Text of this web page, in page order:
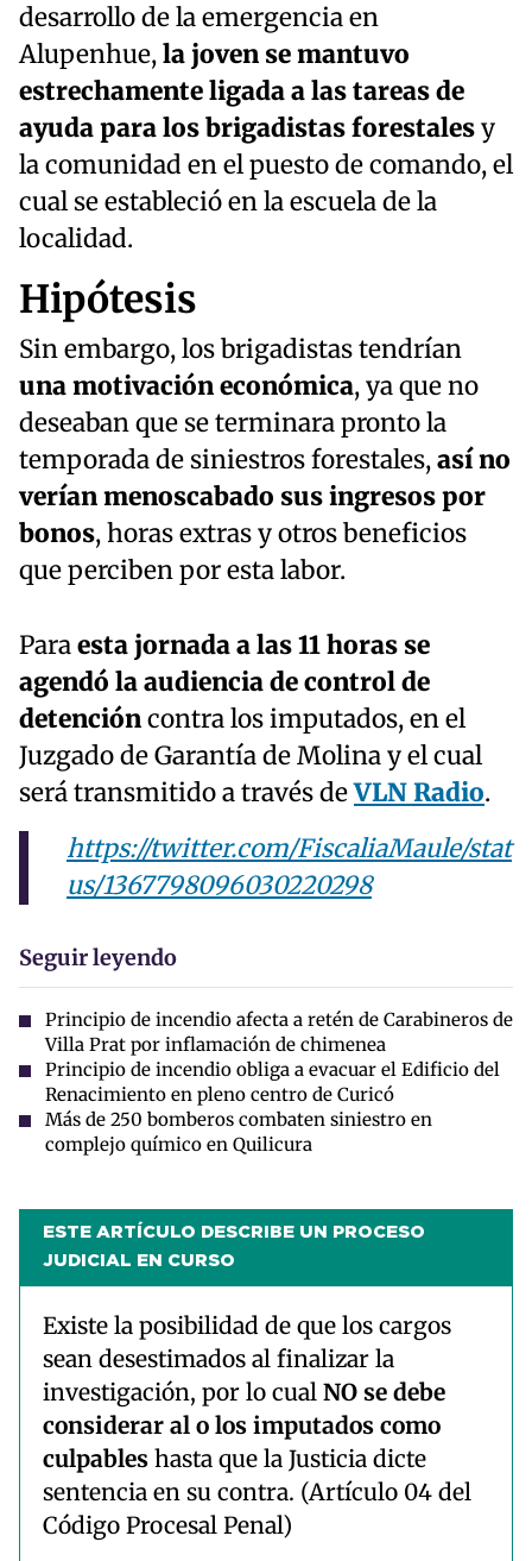
desarrollo de la emergencia en
Alupenhue,la joven se mantuvo
estrechamente ligada a las tareas de
ayuda para los brigadistas forestalesy
la comunidad en el puesto de comando, el
cual se estableció en la escuela de la
localidad.
Hipótesis
Sin embargo, los brigadistas tendrían
una motivacióneconómica, ya que no
deseaban que se terminara pronto la
temporada de siniestros forestales,así no
verían menoscabado sus ingresos por
bonos, horas extras y otros beneficios
que perciben por esta labor.
Paraesta jornada a las 11 horas se
agendó la audiencia de control de
detencióncontra los imputados, en el
Juzgado de Garantía de Molina y el cual
será transmitido a través deVLN Radio.
https://twitter.com/FiscaliaMaule/stat
us/1367798096030220298
Seguir leyendo
Principio de incendio afecta a retén de Carabineros de
Villa Prat por inflamación de chimenea
Principio de incendio obliga a evacuar el Edificio del
Renacimiento en pleno centro de Curicó
Más de 250 bomberos combaten siniestro en
complejo químico en Quilicura
ESTE ARTÍCULO DESCRIBE UN PROCESO
JUDICIAL EN CURSO
Existe la posibilidad de que los cargos
sean desestimados al finalizar la
investigación, por lo cualNO se debe
considerar al o los imputados como
culpables hasta que la Justicia dicte
sentencia en su contra. (Artículo 04 del
Código Procesal Penal)